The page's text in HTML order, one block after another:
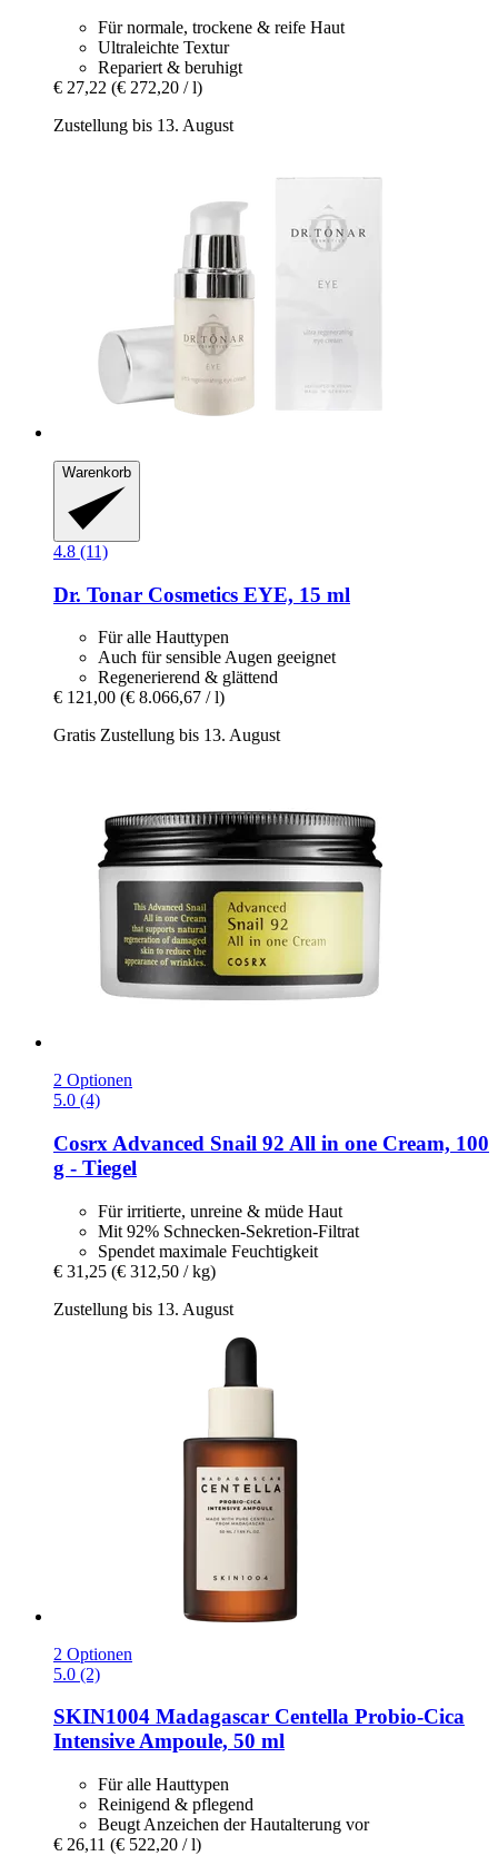
Für normale, trockene & reife Haut
Ultraleichte Textur
Repariert & beruhigt
€ 27,22 (€ 272,20 / l)
Zustellung bis 13. August
Warenkorb
4.8 (11)
Dr. Tonar Cosmetics EYE, 15 ml
Für alle Hauttypen
Auch für sensible Augen geeignet
Regenerierend & glättend
€ 121,00 (€ 8.066,67 / l)
Gratis Zustellung bis 13. August
2 Optionen
5.0 (4)
Cosrx Advanced Snail 92 All in one Cream, 100
g -​ Tiegel
Für irritierte, unreine & müde Haut
Mit 92% Schnecken-Sekretion-Filtrat
Spendet maximale Feuchtigkeit
€ 31,25 (€ 312,50 / kg)
Zustellung bis 13. August
2 Optionen
5.0 (2)
SKIN1004 Madagascar Centella Probio-​Cica
Intensive Ampoule, 50 ml
Für alle Hauttypen
Reinigend & pflegend
Beugt Anzeichen der Hautalterung vor
€ 26,11 (€ 522,20 / l)